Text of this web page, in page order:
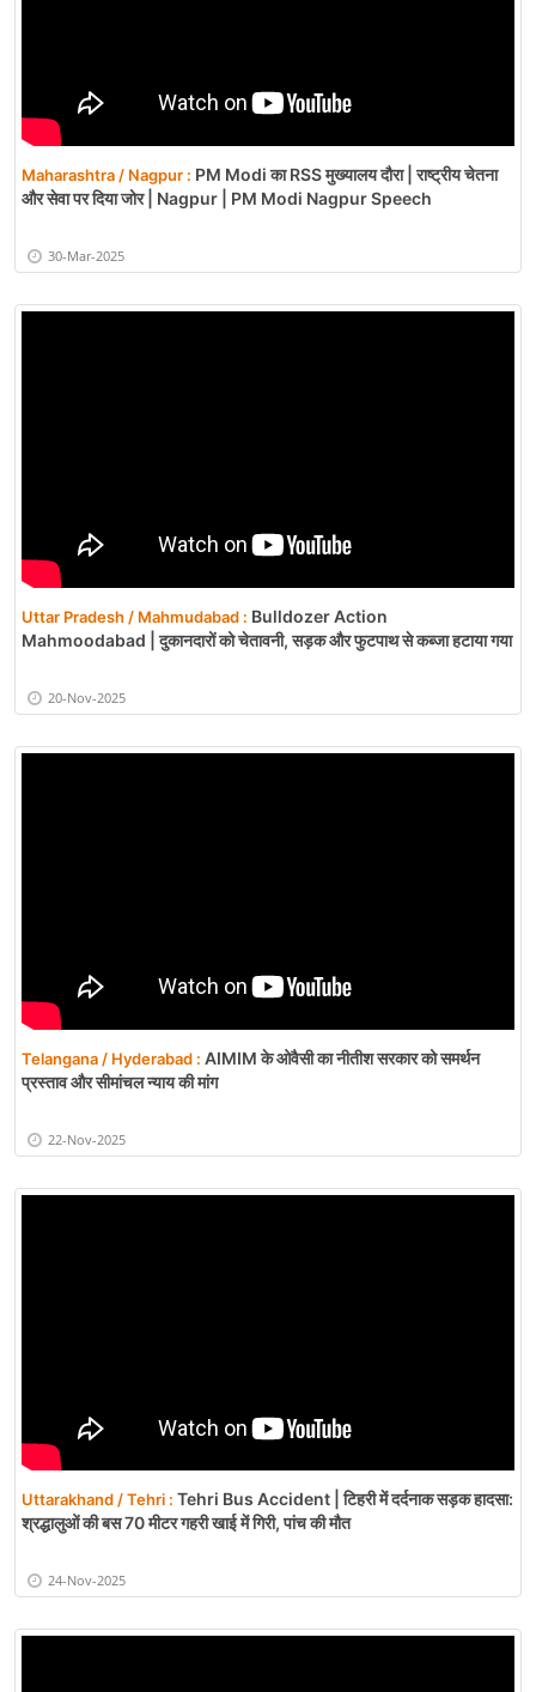
Maharashtra / Nagpur : PM Modi का RSS मुख्यालय दौरा | राष्ट्रीय चेतना
और सेवा पर दिया जोर | Nagpur | PM Modi Nagpur Speech
30-Mar-2025
Uttar Pradesh / Mahmudabad : Bulldozer Action
Mahmoodabad | दुकानदारों को चेतावनी, सड़क और फुटपाथ से कब्जा हटाया गया
20-Nov-2025
Telangana / Hyderabad : AIMIM के ओवैसी का नीतीश सरकार को समर्थन
प्रस्ताव और सीमांचल न्याय की मांग
22-Nov-2025
Uttarakhand / Tehri : Tehri Bus Accident | टिहरी में दर्दनाक सड़क हादसा:
श्रद्धालुओं की बस 70 मीटर गहरी खाई में गिरी, पांच की मौत
24-Nov-2025